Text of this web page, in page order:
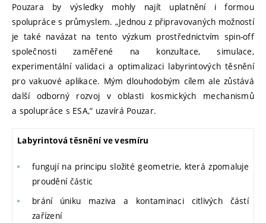
Pouzara by výsledky mohly najít uplatnění i formou
spolupráce s průmyslem. „Jednou z připravovaných možností
je také navázat na tento výzkum prostřednictvím spin-off
společnosti zaměřené na konzultace, simulace,
experimentální validaci a optimalizaci labyrintových těsnění
pro vakuové aplikace. Mým dlouhodobým cílem ale zůstává
další odborný rozvoj v oblasti kosmických mechanismů
a spolupráce s ESA,“ uzavírá Pouzar.
Labyrintová těsnění ve vesmíru
fungují na principu složité geometrie, která zpomaluje
proudění částic
brání úniku maziva a kontaminaci citlivých částí
zařízení